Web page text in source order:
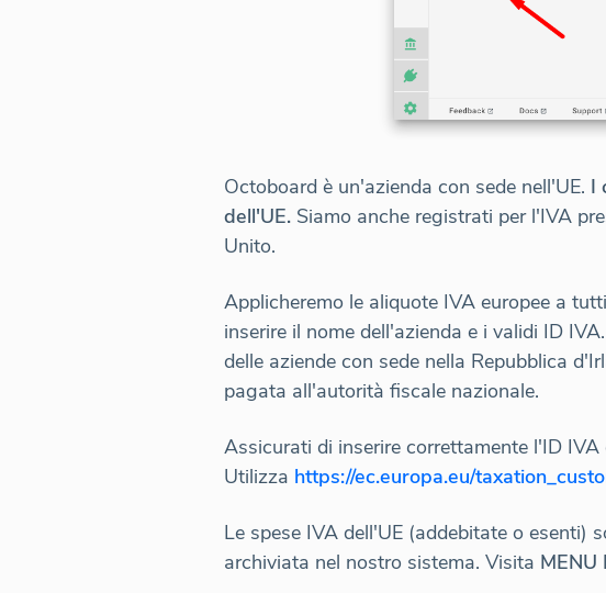
Octoboard è un'azienda con sede nell'UE. I
dell'UE. Siamo anche registrati per l'IVA
Unito.
Applicheremo le aliquote IVA europee a
inserire il nome dell'azienda e i validi ID
delle aziende con sede nella Repubblica
pagata all'autorità fiscale nazionale.
Assicurati di inserire correttamente l'ID IVA
Utilizza https://ec.europa.eu/
Le spese IVA dell'UE (addebitate o
archiviata nel nostro sistema. Visita MENU